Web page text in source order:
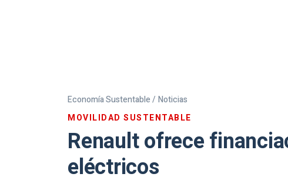
Economía Sustentable / Noticias
MOVILIDAD SUSTENTABLE
Renault ofrece
eléctricos